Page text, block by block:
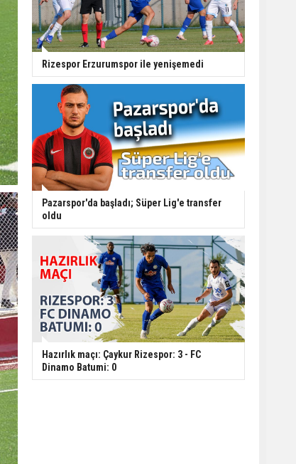
Rizespor Erzurumspor ile yenişemedi
Pazarspor'da başladı; Süper Lig'e transfer
oldu
Hazırlık maçı: Çaykur Rizespor: 3 - FC
Dinamo Batumi: 0